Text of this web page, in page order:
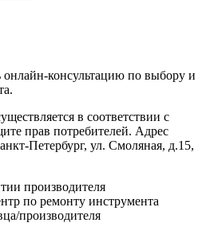
консультацию по выбору и
в соответствии с
прав потребителей. Адрес
Петербург, ул. Смоляная, д.15,
производителя
по ремонту инструмента
производителя